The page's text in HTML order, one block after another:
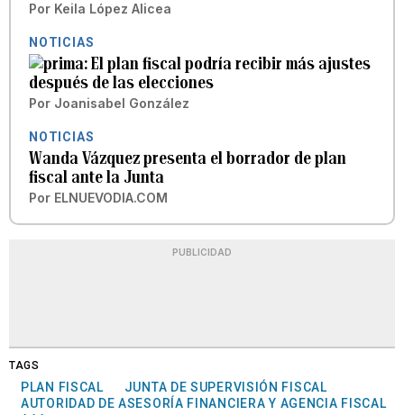
Por Keila López Alicea
NOTICIAS
El plan fiscal podría recibir más ajustes
después de las elecciones
Por Joanisabel González
NOTICIAS
Wanda Vázquez presenta el borrador de plan
fiscal ante la Junta
Por ELNUEVODIA.COM
PUBLICIDAD
TAGS
PLAN FISCAL
JUNTA DE SUPERVISIÓN FISCAL
AUTORIDAD DE ASESORÍA FINANCIERA Y AGENCIA FISCAL